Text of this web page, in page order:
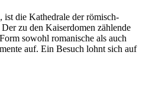
die Kathedrale der römisch-
zu den Kaiserdomen zählende
sowohl romanische als auch
auf. Ein Besuch lohnt sich auf